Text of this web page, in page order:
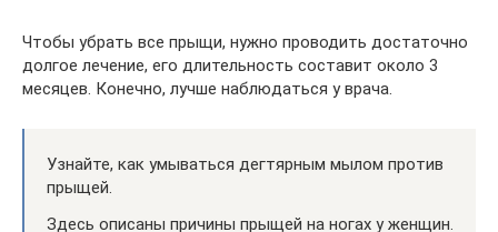
Чтобы убрать все прыщи, нужно проводить достаточно
долгое лечение, его длительность составит около 3
месяцев. Конечно, лучше наблюдаться у врача.
Узнайте, как умываться дегтярным мылом против
прыщей.
Здесь описаны причины прыщей на ногах у женщин.